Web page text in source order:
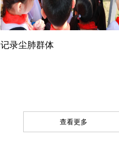
记录尘肺群体
查看更多